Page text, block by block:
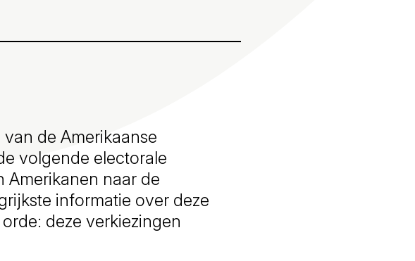
de Amerikaanse
volgende electorale
Amerikanen naar de
informatie over deze
deze verkiezingen